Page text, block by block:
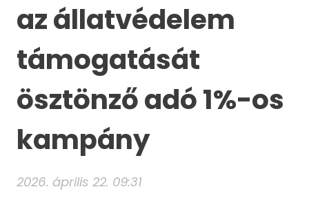
az állatvédelem
támogatását
ösztönző adó 1%-os
kampány
2026. április 22. 09:31